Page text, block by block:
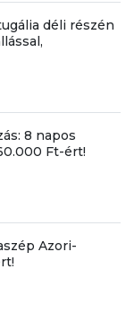
déli részén
8 napos
Ft-ért!
Azori-